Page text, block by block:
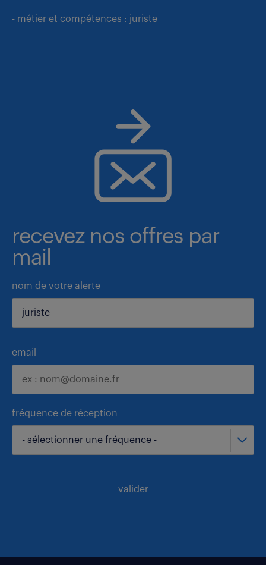
- métier et compétences : juriste
recevez nos offres par
mail
nom de votre alerte
email
fréquence de réception
- sélectionner une fréquence -
valider